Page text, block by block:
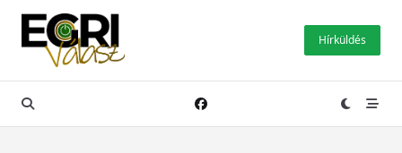
Skip
content
Hírküldés